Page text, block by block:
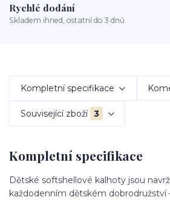
Rychlé dodání
Skladem ihned, ostatní do 3 dnů
Kompletní specifikace
Související zboží 3
Kompletní specifikace
Dětské softshellové kalhoty jsou
každodenním dětském dobrodružství